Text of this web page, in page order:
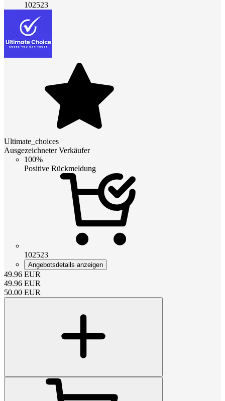
102523
Ultimate_choices
Ausgezeichneter Verkäufer
100%
Positive Rückmeldung
102523
Angebotsdetails anzeigen
49.96 EUR
49.96 EUR
50.00 EUR